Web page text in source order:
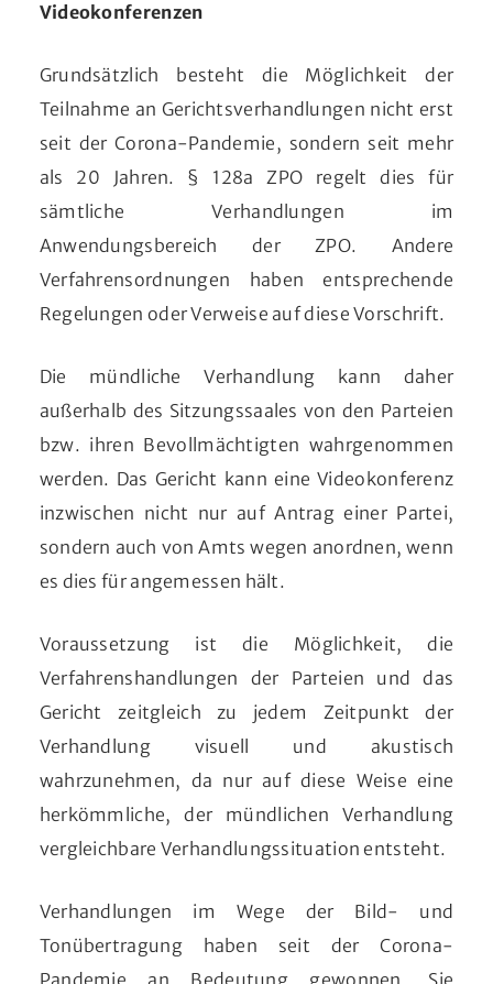
Videokonferenzen
Grundsätzlich besteht die Möglichkeit der
Teilnahme an Gerichtsverhandlungen nicht erst
seit der Corona-Pandemie, sondern seit mehr
als 20 Jahren. § 128a ZPO regelt dies für
sämtliche Verhandlungen im
Anwendungsbereich der ZPO. Andere
Verfahrensordnungen haben entsprechende
Regelungen oder Verweise auf diese Vorschrift.
Die mündliche Verhandlung kann daher
außerhalb des Sitzungssaales von den Parteien
bzw. ihren Bevollmächtigten wahrgenommen
werden. Das Gericht kann eine Videokonferenz
inzwischen nicht nur auf Antrag einer Partei,
sondern auch von Amts wegen anordnen, wenn
es dies für angemessen hält.
Voraussetzung ist die Möglichkeit, die
Verfahrenshandlungen der Parteien und das
Gericht zeitgleich zu jedem Zeitpunkt der
Verhandlung visuell und akustisch
wahrzunehmen, da nur auf diese Weise eine
herkömmliche, der mündlichen Verhandlung
vergleichbare Verhandlungssituation entsteht.
Verhandlungen im Wege der Bild- und
Tonübertragung haben seit der Corona-
Pandemie an Bedeutung gewonnen. Sie